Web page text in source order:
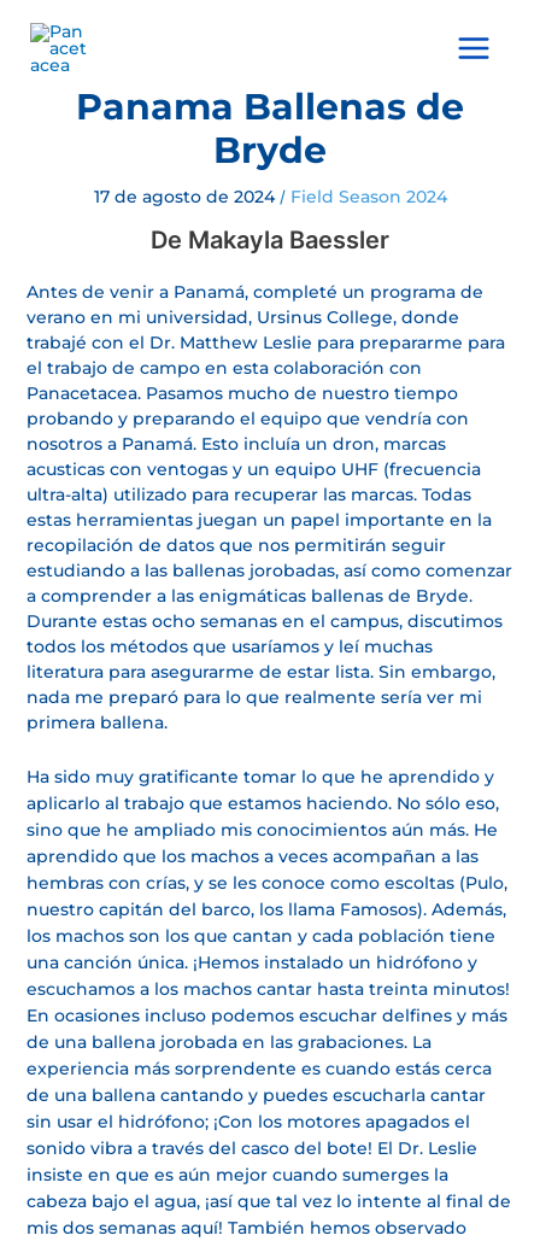
contenido
Main
Panama Ballenas de
Bryde
17 de agosto de 2024 / Field Season 2024
De Makayla Baessler
Antes de venir a Panamá, completé un programa de
verano en mi universidad, Ursinus College, donde
trabajé con el Dr. Matthew Leslie para prepararme para
el trabajo de campo en esta colaboración con
Panacetacea. Pasamos mucho de nuestro tiempo
probando y preparando el equipo que vendría con
nosotros a Panamá. Esto incluía un dron, marcas
acusticas con ventogas y un equipo UHF (frecuencia
ultra-alta) utilizado para recuperar las marcas. Todas
estas herramientas juegan un papel importante en la
recopilación de datos que nos permitirán seguir
estudiando a las ballenas jorobadas, así como comenzar
a comprender a las enigmáticas ballenas de Bryde.
Durante estas ocho semanas en el campus, discutimos
todos los métodos que usaríamos y leí muchas
literatura para asegurarme de estar lista. Sin embargo,
nada me preparó para lo que realmente sería ver mi
primera ballena.
Ha sido muy gratificante tomar lo que he aprendido y
aplicarlo al trabajo que estamos haciendo. No sólo eso,
sino que he ampliado mis conocimientos aún más. He
aprendido que los machos a veces acompañan a las
hembras con crías, y se les conoce como escoltas (Pulo,
nuestro capitán del barco, los llama Famosos). Además,
los machos son los que cantan y cada población tiene
una canción única. ¡Hemos instalado un hidrófono y
escuchamos a los machos cantar hasta treinta minutos!
En ocasiones incluso podemos escuchar delfines y más
de una ballena jorobada en las grabaciones. La
experiencia más sorprendente es cuando estás cerca
de una ballena cantando y puedes escucharla cantar
sin usar el hidrófono; ¡Con los motores apagados el
sonido vibra a través del casco del bote! El Dr. Leslie
insiste en que es aún mejor cuando sumerges la
cabeza bajo el agua, ¡así que tal vez lo intente al final de
mis dos semanas aquí! También hemos observado